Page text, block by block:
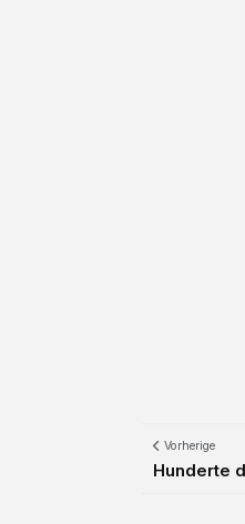
Vorherige
Hunderte